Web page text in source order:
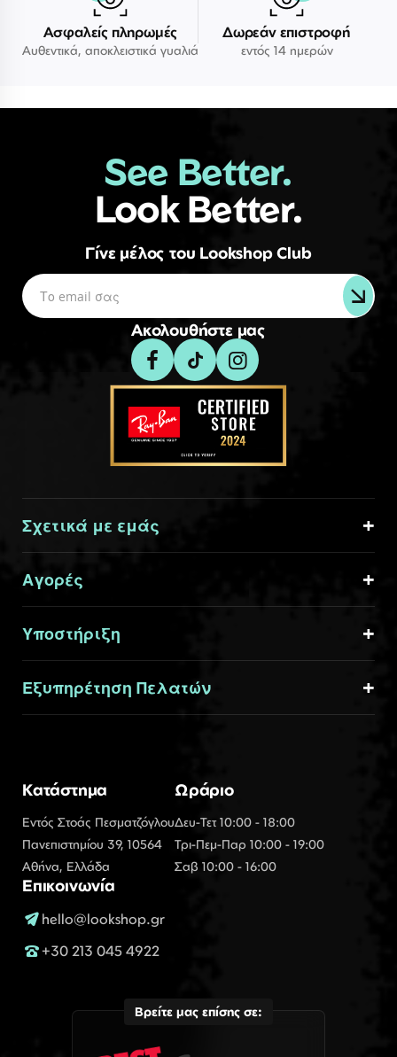
Ασφαλείς πληρωμές
Αυθεντικά, αποκλειστικά γυαλιά
Δωρεάν επιστροφή
εντός 14 ημερών
See Better.
Look Better.
Γίνε μέλος του Lookshop Club
Ακολουθήστε μας
Σχετικά με εμάς
Αγορές
Υποστήριξη
Εξυπηρέτηση Πελατών
Κατάστημα
Εντός Στοάς Πεσματζόγλου
Πανεπιστημίου 39, 10564
Αθήνα, Ελλάδα
Ωράριο
Δευ-Τετ 10:00 - 18:00
Τρι-Πεμ-Παρ 10:00 - 19:00
Σαβ 10:00 - 16:00
Επικοινωνία
hello@lookshop.gr
+30 213 045 4922
Βρείτε μας επίσης σε: